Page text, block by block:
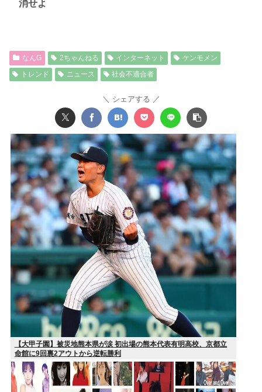
消せよ
なんG 2ちゃんねる インターネット
ケンモメン
トレンド
ニュース 社会不適合者
シェアする
【大甲子園】被災地熊本県が涙 初出場の熊本代表有明高校、京都立
命館に9回裏2アウトから逆転勝利